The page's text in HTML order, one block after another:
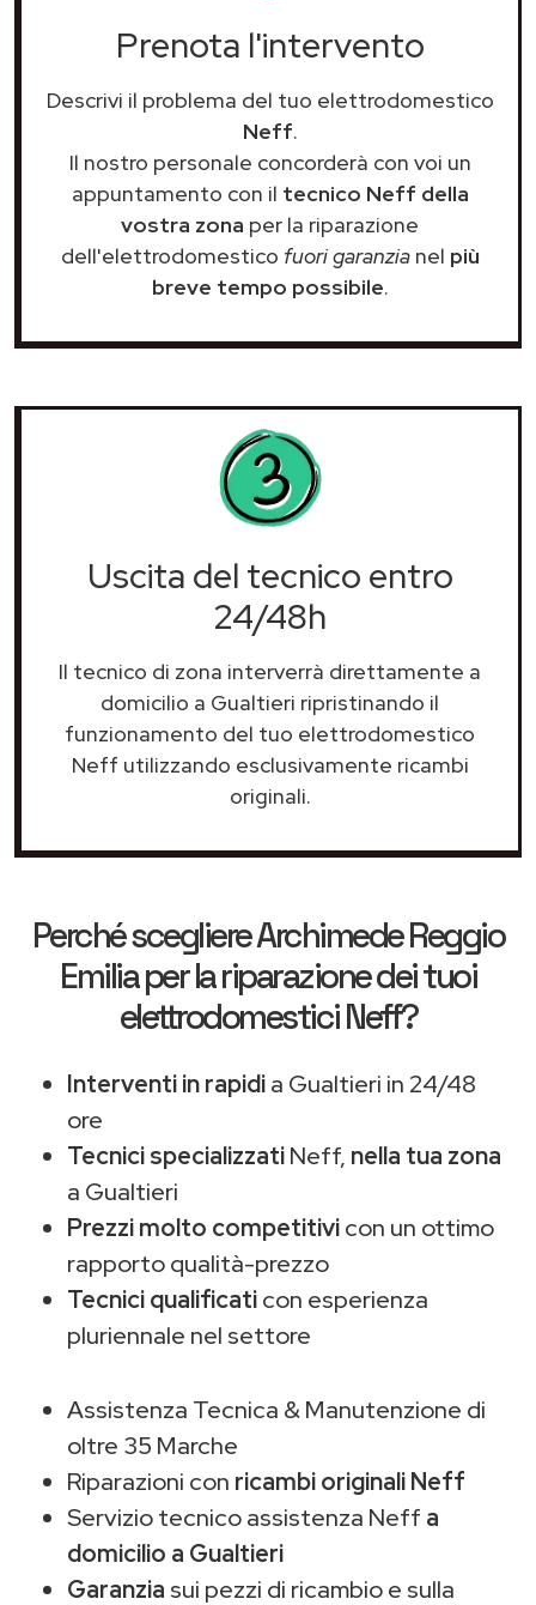
Prenota l'intervento
Descrivi il problema del tuo elettrodomestico
Neff.
Il nostro personale concorderà con voi un
appuntamento con il tecnico Neff della
vostra zona per la riparazione
dell'elettrodomestico fuori garanzianel più
breve tempo possibile.
Uscita del tecnico entro
24/48h
Il tecnico di zona interverrà direttamente a
domicilio a Gualtieri ripristinando il
funzionamento del tuo elettrodomestico
Neff utilizzando esclusivamente ricambi
originali.
Perché scegliereArchimede Reggio
Emiliaper la riparazione dei tuoi
elettrodomestici Neff?
Interventi in rapidia Gualtieri in 24/48
ore
Tecnici specializzatiNeff, nella tua zona
a Gualtieri
Prezzi molto competitivicon un ottimo
rapporto qualità-prezzo
Tecnici qualificaticon esperienza
pluriennale nel settore
Assistenza Tecnica & Manutenzione di
oltre 35 Marche
Riparazioni con ricambi originali Neff
Servizio tecnico assistenza Neff a
domicilio a Gualtieri
Garanzia sui pezzi di ricambio e sulla